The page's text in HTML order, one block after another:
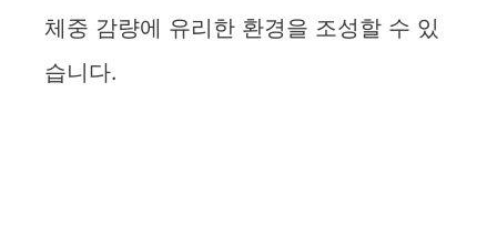
체중 감량에 유리한 환경을 조성할 수 있
습니다.